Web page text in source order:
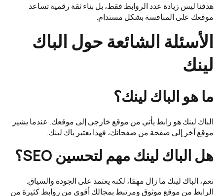
هدفنا ليس زيادة عدد الروابط فقط، بل بناء ثقة رقمية تساعد
موقعك على المنافسة بشكل مستدام.
الأسئلة الشائعة حول الباك
لينك
ما هو الباك لينك؟
الباك لينك هو رابط يأتي من موقع خارجي إلى موقعك. عندما يشير
موقع آخر إلى صفحة من صفحاتك، فهذا يعتبر باك لينك.
هل الباك لينك مهم لتحسين SEO؟
نعم، الباك لينك ما زال مهمًا، لكنه يعتمد على الجودة والسياق.
الرابط من موقع موثوق ومرتبط بمجالك أقوى من روابط كثيرة من